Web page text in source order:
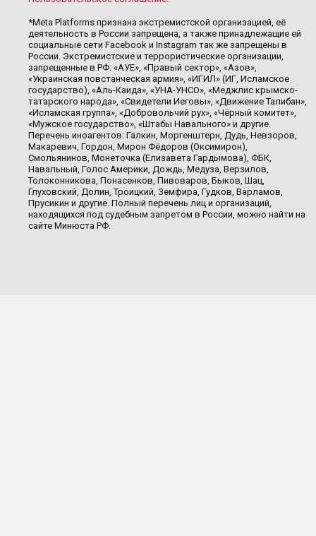
*Meta Platforms признана экстремистской организацией, её
деятельность в России запрещена, а также принадлежащие ей
социальные сети Facebook и Instagram так же запрещены в
России. Экстремистские и террористические организации,
запрещенные в РФ: «АУЕ», «Правый сектор», «Азов»,
«Украинская повстанческая армия», «ИГИЛ» (ИГ, Исламское
государство), «Аль-Каида», «УНА-УНСО», «Меджлис крымско-
татарского народа», «Свидетели Иеговы», «Движение Талибан»,
«Исламская группа», «Добровольчий рух», «Чёрный комитет»,
«Мужское государство», «Штабы Навального» и другие.
Перечень иноагентов: Галкин, Моргенштерн, Дудь, Невзоров,
Макаревич, Гордон, Мирон Фёдоров (Оксимирон),
Смольянинов, Монеточка (Елизавета Гардымова), ФБК,
Навальный, Голос Америки, Дождь, Медуза, Верзилов,
Толоконникова, Понасенков, Пивоваров, Быков, Шац,
Глуховский, Долин, Троицкий, Земфира, Гудков, Варламов,
Прусикин и другие. Полный перечень лиц и организаций,
находящихся под судебным запретом в России, можно найти на
сайте Минюста РФ.